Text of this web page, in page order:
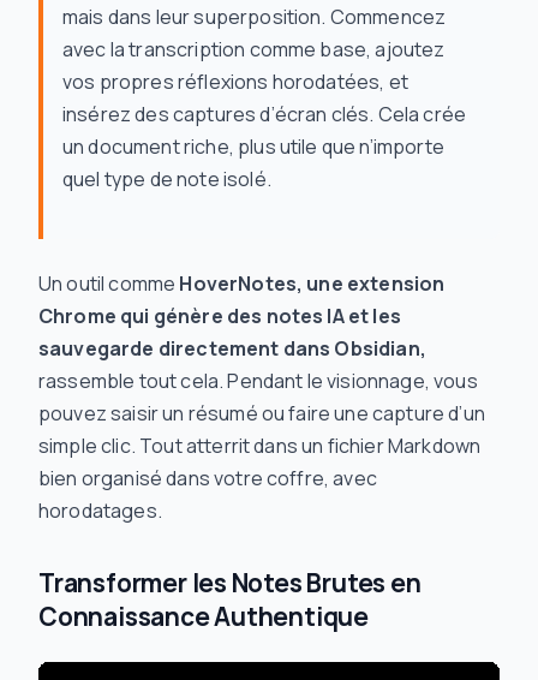
mais dans leur superposition. Commencez
avec la transcription comme base, ajoutez
vos propres réflexions horodatées, et
insérez des captures d’écran clés. Cela crée
un document riche, plus utile que n’importe
quel type de note isolé.
Un outil comme HoverNotes, une extension
Chrome qui génère des notes IA et les
sauvegarde directement dans Obsidian,
rassemble tout cela. Pendant le visionnage, vous
pouvez saisir un résumé ou faire une capture d’un
simple clic. Tout atterrit dans un fichier Markdown
bien organisé dans votre coffre, avec
horodatages.
Transformer les Notes Brutes en
Connaissance Authentique